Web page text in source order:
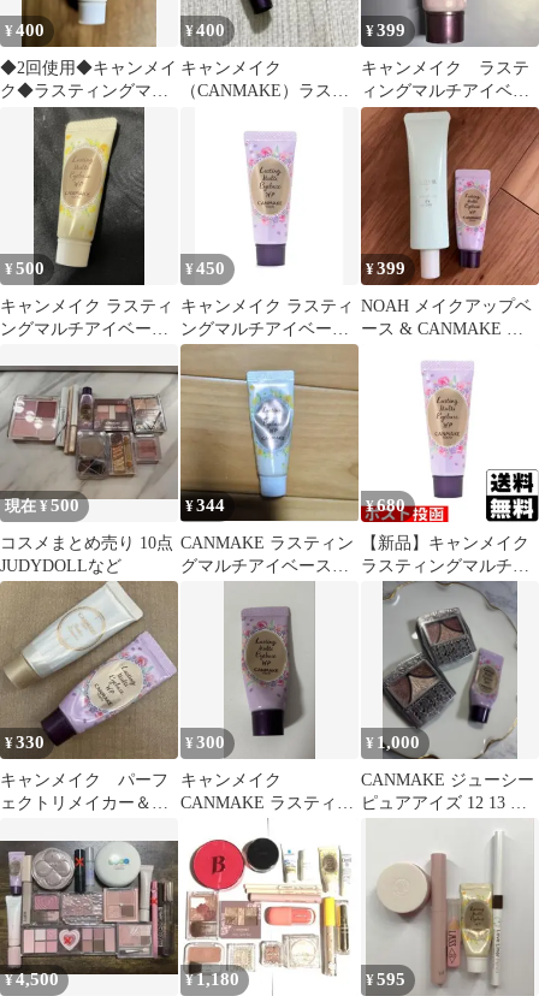
¥400
◆2回使用◆キャンメイ
ク◆ラスティングマル
チアイベース
¥400
キャンメイク
（CANMAKE）ラステ
¥399
キャンメイク ラステ
ィングマルチアイベー
ス
¥500
キャンメイク ラスティ
ングマルチアイベース
¥450
キャンメイク ラスティ
ングマルチアイベース
WP [01]フロスティクリ
ア
¥399
NOAH メイクアップベ
ース & CANMAKE ア
現在 ¥500
コスメまとめ売り 10点
JUDYDOLLなど
¥344
CANMAKE ラスティン
グマルチアイベース
¥680
【新品】キャンメイク
ラスティングマルチア
イベース WP 01(フロス
ティクリア)
¥330
キャンメイク パーフ
ェクトリメイカー＆ラ
ベース
¥300
キャンメイク
CANMAKE ラスティン
グマルチアイベース
WP 01
¥ 1,000
CANMAKE ジューシー
ピュアアイズ 12 13 ア
¥4,500 ¥1,180 ¥595